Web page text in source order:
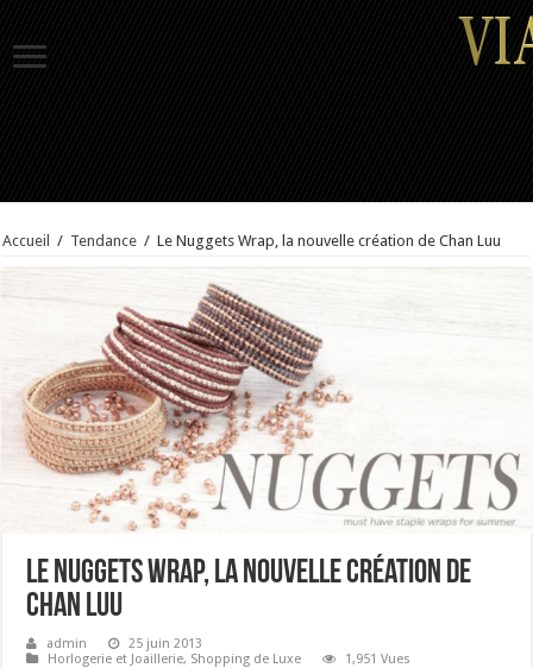
Accueil / Tendance / Le Nuggets Wrap, la nouvelle création de Chan Luu
Le Nuggets Wrap, la nouvelle création de
Chan Luu
admin
25 juin 2013
Horlogerie et Joaillerie, Shopping de Luxe 1,951 Vues